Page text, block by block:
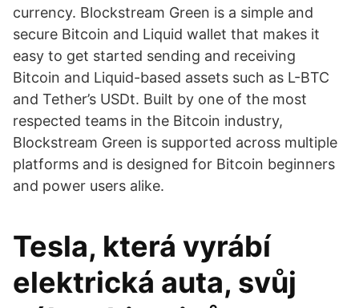
currency. Blockstream Green is a simple and
secure Bitcoin and Liquid wallet that makes it
easy to get started sending and receiving
Bitcoin and Liquid-based assets such as L-BTC
and Tether’s USDt. Built by one of the most
respected teams in the Bitcoin industry,
Blockstream Green is supported across multiple
platforms and is designed for Bitcoin beginners
and power users alike.
Tesla, která vyrábí
elektrická auta, svůj